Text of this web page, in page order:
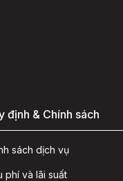
định & Chính sách
sách dịch vụ
phí và lãi suất